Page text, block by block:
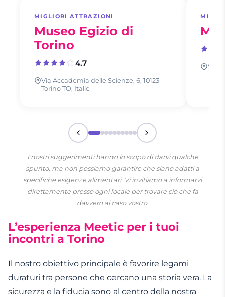
MIGLIORI ATTRAZIONI
Museo Egizio di
Torino
4.7
Via Accademia delle Scienze, 6, 10123
Torino TO, Italie
Via
I nostri suggerimenti hanno lo scopo di darvi qualche
spunto, ma non possiamo garantire che siano adatti a
specifiche esigenze alimentari. Vi invitiamo a informarvi
direttamente presso ogni locale per trovare ciò che fa
davvero al caso vostro.
L’esperienza Meetic per i tuoi
incontri a Torino
Il nostro obiettivo principale è favorire legami
duraturi tra persone che cercano una storia vera. La
sicurezza e la fiducia sono al centro della nostra